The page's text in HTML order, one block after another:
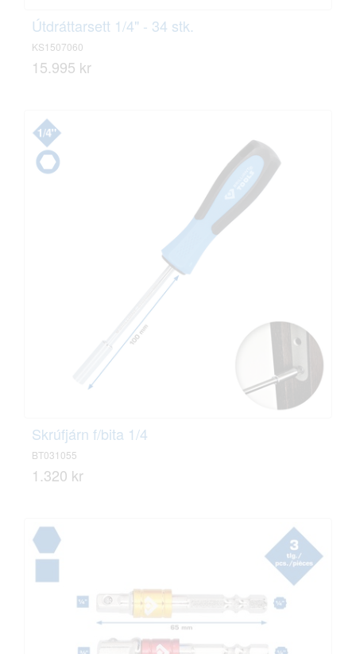
Útdráttarsett 1/4" - 34 stk.
KS1507060
15.995 kr
Skrúfjárn f/bita 1/4
BT031055
1.320 kr